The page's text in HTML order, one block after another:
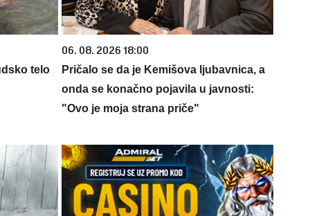
telo
06. 08. 2026 18:00
Pričalo se da je Kemišova ljubavnica, a
onda se konačno pojavila u javnosti:
"Ovo je moja strana priče"